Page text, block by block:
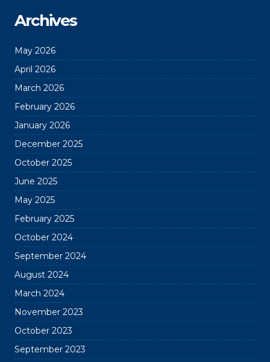
Archives
May 2026
April 2026
March 2026
February 2026
January 2026
December 2025
October 2025
June 2025
May 2025
February 2025
October 2024
September 2024
August 2024
March 2024
November 2023
October 2023
September 2023